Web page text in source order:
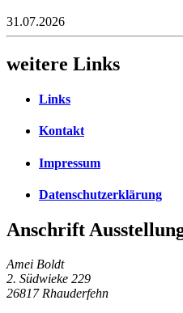
31.07.2026
weitere Links
Links
Kontakt
Impressum
Datenschutzerklärung
Anschrift
Amei Boldt
2. Südwieke 229
26817 Rhauderfehn